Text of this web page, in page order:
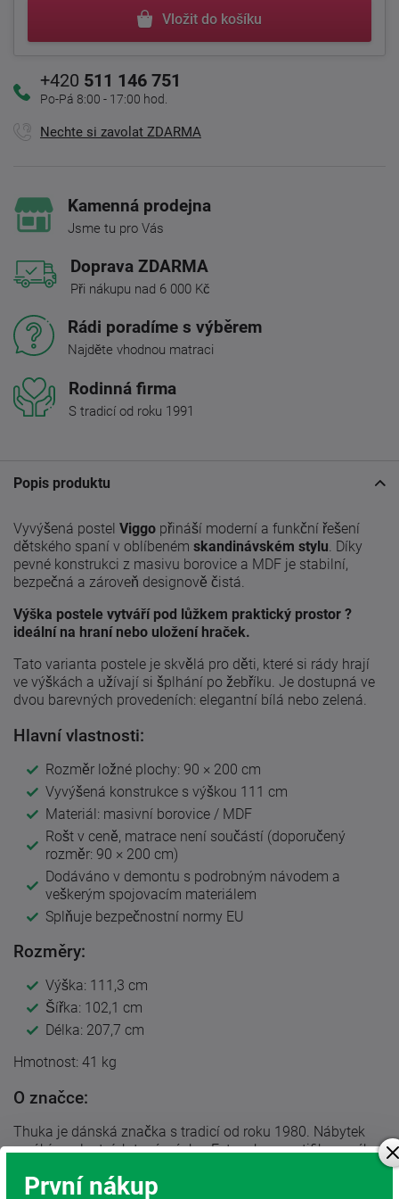
Vložit do košíku
+420 511 146 751
Po-Pá 8:00 - 17:00 hod.
Nechte si zavolat ZDARMA
Kamenná prodejna
Jsme tu pro Vás
Doprava ZDARMA
Při nákupu nad 6 000 Kč
Rádi poradíme s výběrem
Najděte vhodnou matraci
Rodinná firma
S tradicí od roku 1991
Popis produktu
Vyvýšená postel Viggo přináší moderní a funkční řešení
dětského spaní v oblíbeném skandinávském stylu. Díky
pevné konstrukci z masivu borovice a MDF je stabilní,
bezpečná a zároveň designově čistá.
Výška postele vytváří pod lůžkem praktický prostor ?
ideální na hraní nebo uložení hraček.
Tato varianta postele je skvělá pro děti, které si rády hrají
ve výškách a užívají si šplhání po žebříku. Je dostupná ve
dvou barevných provedeních: elegantní bílá nebo zelená.
Hlavní vlastnosti:
Rozměr ložné plochy: 90 × 200 cm
Vyvýšená konstrukce s výškou 111 cm
Materiál: masivní borovice / MDF
Rošt v ceně, matrace není součástí (doporučený
rozměr: 90 × 200 cm)
Dodáváno v demontu s podrobným návodem a
veškerým spojovacím materiálem
Splňuje bezpečnostní normy EU
Rozměry:
Výška: 111,3 cm
Šířka: 102,1 cm
Délka: 207,7 cm
Hmotnost: 41 kg
O značce:
Thuka je dánská značka s tradicí od roku 1980. Nábytek
vyrábí ve vlastních továrnách v Estonsku z certifikovaného
Produkty THUKA spojují kvalitu, bezpečnost a nadčasový
První nákup